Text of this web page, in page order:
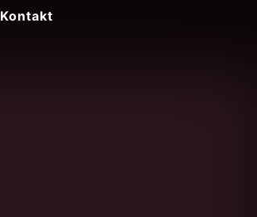
Kontakt